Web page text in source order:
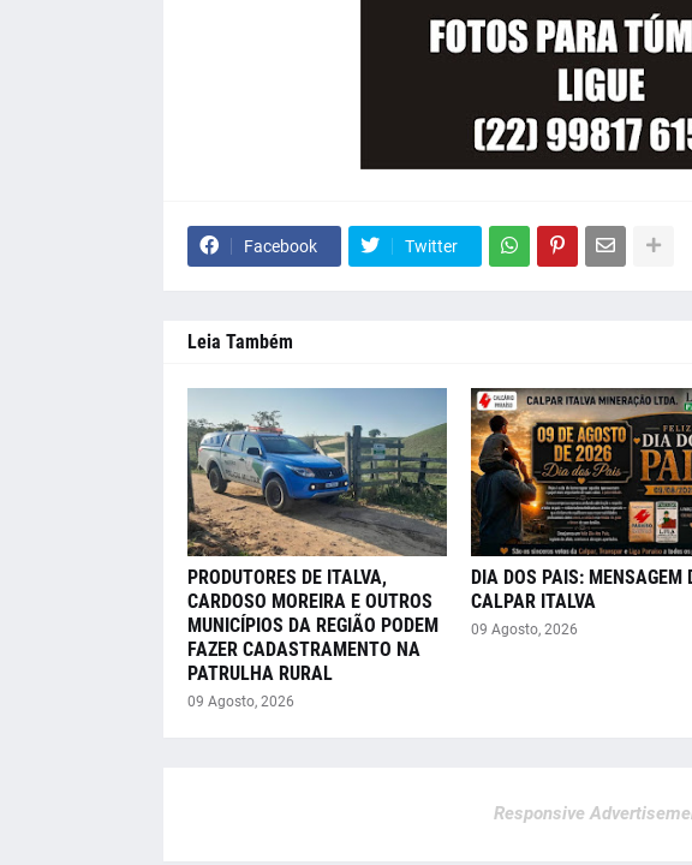
Facebook Twitter
Leia Também
PRODUTORES DE ITALVA,
CARDOSO MOREIRA E OUTROS
MUNICÍPIOS DA REGIÃO PODEM
FAZER CADASTRAMENTO NA
PATRULHA RURAL
09 Agosto, 2026
DIA DOS PAIS: MENSAGEM
CALPAR ITALVA
09 Agosto, 2026
Responsive